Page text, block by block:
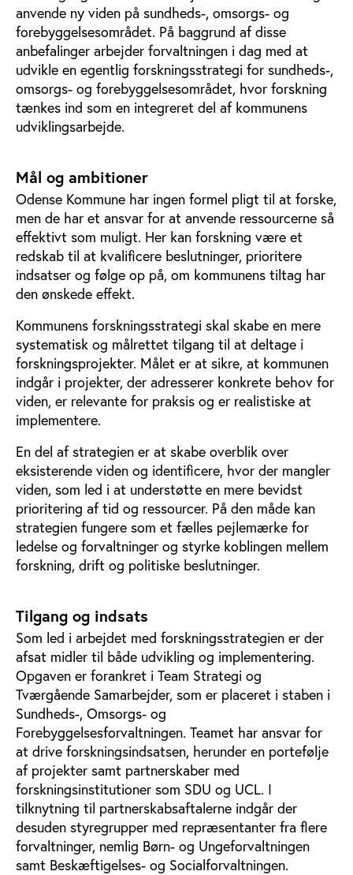
anvende ny viden på sundheds-, omsorgs- og
forebyggelsesområdet. På baggrund af disse
anbefalinger arbejder forvaltningen i dag med at
udvikle en egentlig forskningsstrategi for sundheds-,
omsorgs- og forebyggelsesområdet, hvor forskning
tænkes ind som en integreret del af kommunens
udviklingsarbejde.
Mål og ambitioner
Odense Kommune har ingen formel pligt til at forske,
men de har et ansvar for at anvende ressourcerne så
effektivt som muligt. Her kan forskning være et
redskab til at kvalificere beslutninger, prioritere
indsatser og følge op på, om kommunens tiltag har
den ønskede effekt.
Kommunens forskningsstrategi skal skabe en mere
systematisk og målrettet tilgang til at deltage i
forskningsprojekter. Målet er at sikre, at kommunen
indgår i projekter, der adresserer konkrete behov for
viden, er relevante for praksis og er realistiske at
implementere.
En del af strategien er at skabe overblik over
eksisterende viden og identificere, hvor der mangler
viden, som led i at understøtte en mere bevidst
prioritering af tid og ressourcer. På den måde kan
strategien fungere som et fælles pejlemærke for
ledelse og forvaltninger og styrke koblingen mellem
forskning, drift og politiske beslutninger.
Tilgang og indsats
Som led i arbejdet med forskningsstrategien er der
afsat midler til både udvikling og implementering.
Opgaven er forankret i Team Strategi og
Tværgående Samarbejder, som er placeret i staben i
Sundheds-, Omsorgs- og
Forebyggelsesforvaltningen. Teamet har ansvar for
at drive forskningsindsatsen, herunder en portefølje
af projekter samt partnerskaber med
forskningsinstitutioner som SDU og UCL. I
tilknytning til partnerskabsaftalerne indgår der
desuden styregrupper med repræsentanter fra flere
forvaltninger, nemlig Børn- og Ungeforvaltningen
samt Beskæftigelses- og Socialforvaltningen.